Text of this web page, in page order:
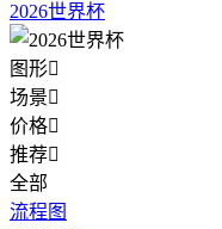
2026世界杯
图形
场景
价格
推荐
全部
流程图